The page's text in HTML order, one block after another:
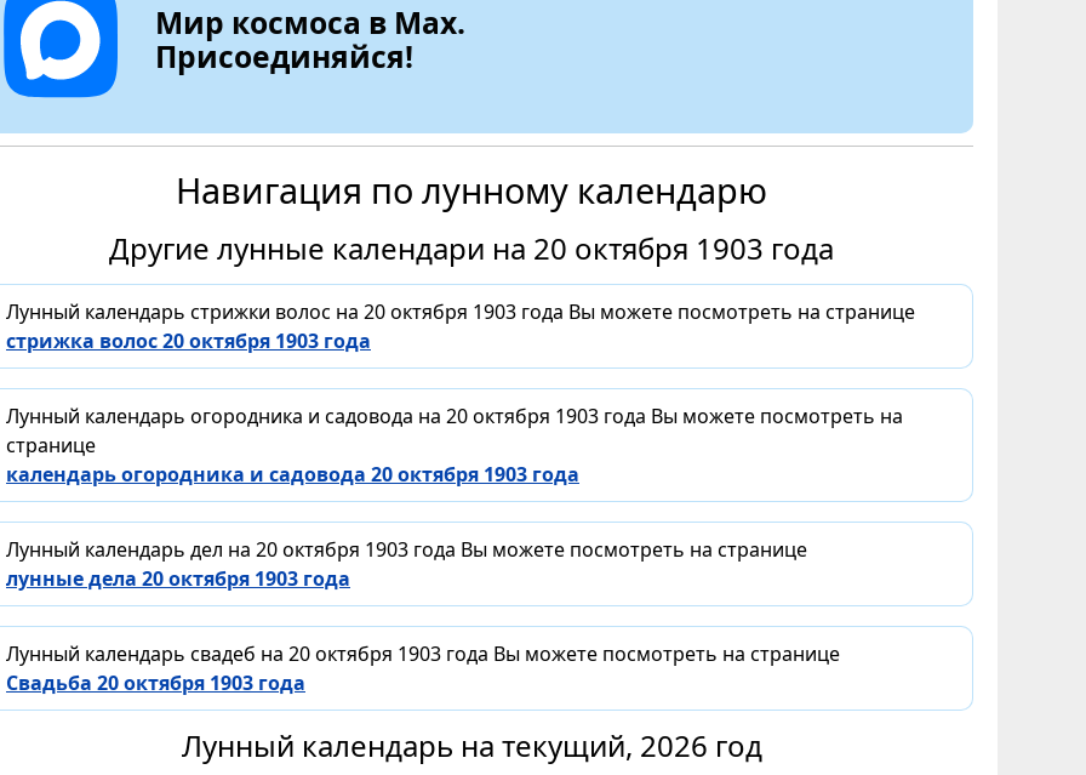
Мир космоса в Max.
Присоединяйся!
Навигация по лунному календарю
Другие лунные календари на 20 октября 1903 года
Лунный календарь стрижки волос на 20 октября 1903 года Вы можете посмотреть на странице
стрижка волос 20 октября 1903 года
Лунный календарь огородника и садовода на 20 октября 1903 года Вы можете посмотреть на
странице
календарь огородника и садовода 20 октября 1903 года
Лунный календарь дел на 20 октября 1903 года Вы можете посмотреть на странице
лунные дела 20 октября 1903 года
Лунный календарь свадеб на 20 октября 1903 года Вы можете посмотреть на странице
Свадьба 20 октября 1903 года
Лунный календарь на текущий, 2026 год